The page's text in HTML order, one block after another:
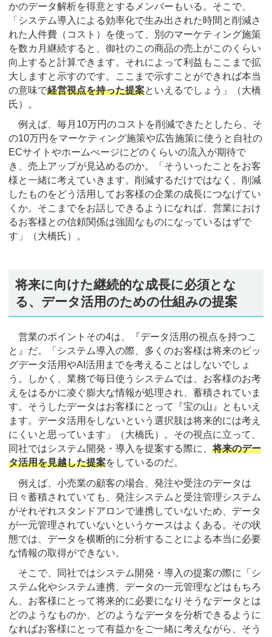
かのデータ解析を得意とするメンバーもいる。そこで、
「システム導入による効率化で生み出された時間と削減さ
れた人件費（コスト）を使って、別のマーケティング施策
を数カ月継続すると、御社のこの商品の売上がこのくらい
向上すると計算できます。それによって利益もここまで拡
大しますと示すのです。ここまで示すことができれば本当
の意味で経営視点を持った提案といえるでしょう」（大橋
氏）。
例えば、毎月10万円のコストを削減できたとしたら、そ
の10万円をマーケティング施策や広告施策に使うと自社の
ECサイトやホームぺージにどのくらいの流入が期待で
き、売上アップが見込めるのか。「そういったことをお客
様と一緒に考えていきます。削減するだけではなく、削減
したものをどう活用してお客様の企業の成長につなげてい
くか。そこまでをお話しできるようになれば、営業におけ
るお客様との信頼関係は強固なものになっているはずで
す」（大橋氏）。
将来に向けた継続的な成長に必須とな
る、データ活用のための仕組みの提案
営業のポイントその4は、『データ活用の視点を持つこ
と』だ。「システム導入の際、多くのお客様は将来のビッ
グデータ活用やAI活用までを考えることはしないでしょ
う。しかく、業務で毎日使うシステムでは、お客様のお考
えをはるかに凌ぐ膨大な情報が処理され、蓄積されていま
す。そうしたデータはお客様にとって『宝の山』ともいえ
ます。データ活用をしないという選択肢は将来的には考え
にくいと思っています」（大橋氏）。その視点に立って、
同社ではシステム開発・導入を提案する際に、将来のデー
タ活用を見越した提案をしているのだ。
例えば、小売業の顧客の場合、発注や受注のデータは
日々蓄積されていても、発注システムと受注管理システム
がそれぞれスタンドアロンで連携していないため、データ
が一元管理されていないというケースはよくある。その状
態では、データを横断的に分析することによる本当に必要
な情報の取得ができない。
そこで、同社ではシステム開発・導入の提案の際に「シ
ステム化やシステム連携、データの一元管理などはもちろ
ん、お客様にとって将来的に必要になりそうなデータとは
どのようなものか、どのようなデータを分析できるように
なればお客様にとって有益かをご一緒に考えながら、そう